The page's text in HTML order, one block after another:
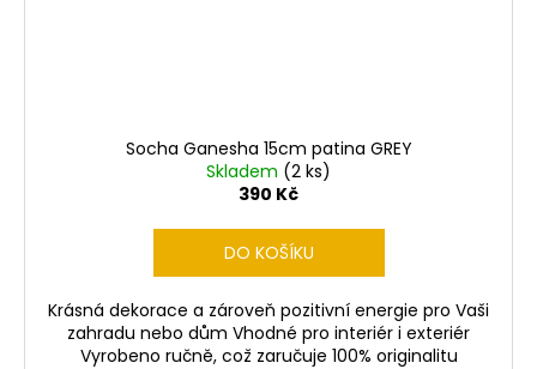
Socha Ganesha 15cm patina GREY
Skladem (2 ks)
390 Kč
DO KOŠÍKU
Krásná dekorace a zároveň pozitivní energie pro Vaši
zahradu nebo dům Vhodné pro interiér i exteriér
Vyrobeno ručně, což zaručuje 100% originalitu